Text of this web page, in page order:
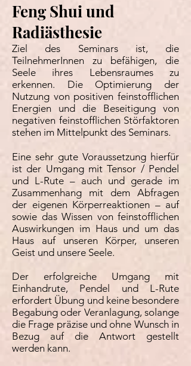
Feng Shui und
Radiästhesie
Ziel des Seminars ist, die
TeilnehmerInnen zu befähigen, die
Seele ihres Lebensraumes zu
erkennen. Die Optimierung der
Nutzung von positiven feinstofflichen
Energien und die Beseitigung von
negativen feinstofflichen Störfaktoren
stehen im Mittelpunkt des Seminars.
Eine sehr gute Voraussetzung hierfür
ist der Umgang mit Tensor / Pendel
und L-Rute – auch und gerade im
Zusammenhang mit dem Abfragen
der eigenen Körperreaktionen – auf
sowie das Wissen von feinstofflichen
Auswirkungen im Haus und um das
Haus auf unseren Körper, unseren
Geist und unsere Seele.
Der erfolgreiche Umgang mit
Einhandrute, Pendel und L-Rute
erfordert Übung und keine besondere
Begabung oder Veranlagung, solange
die Frage präzise und ohne Wunsch in
Bezug auf die Antwort gestellt
werden kann.